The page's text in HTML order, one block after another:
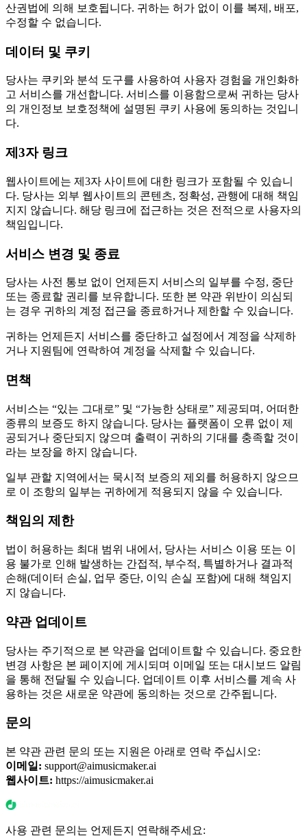
산권법에 의해 보호됩니다. 귀하는 허가 없이 이를 복제, 배포,
수정할 수 없습니다.
데이터 및 쿠키
당사는 쿠키와 분석 도구를 사용하여 사용자 경험을 개인화하
고 서비스를 개선합니다. 서비스를 이용함으로써 귀하는 당사
의 개인정보 보호정책에 설명된 쿠키 사용에 동의하는 것입니
다.
제3자 링크
웹사이트에는 제3자 사이트에 대한 링크가 포함될 수 있습니
다. 당사는 외부 웹사이트의 콘텐츠, 정확성, 관행에 대해 책임
지지 않습니다. 해당 링크에 접근하는 것은 전적으로 사용자의
책임입니다.
서비스 변경 및 종료
당사는 사전 통보 없이 언제든지 서비스의 일부를 수정, 중단
또는 종료할 권리를 보유합니다. 또한 본 약관 위반이 의심되
는 경우 귀하의 계정 접근을 종료하거나 제한할 수 있습니다.
귀하는 언제든지 서비스를 중단하고 설정에서 계정을 삭제하
거나 지원팀에 연락하여 계정을 삭제할 수 있습니다.
면책
서비스는 “있는 그대로” 및 “가능한 상태로” 제공되며, 어떠한
종류의 보증도 하지 않습니다. 당사는 플랫폼이 오류 없이 제
공되거나 중단되지 않으며 출력이 귀하의 기대를 충족할 것이
라는 보장을 하지 않습니다.
일부 관할 지역에서는 묵시적 보증의 제외를 허용하지 않으므
로 이 조항의 일부는 귀하에게 적용되지 않을 수 있습니다.
책임의 제한
법이 허용하는 최대 범위 내에서, 당사는 서비스 이용 또는 이
용 불가로 인해 발생하는 간접적, 부수적, 특별하거나 결과적
손해(데이터 손실, 업무 중단, 이익 손실 포함)에 대해 책임지
지 않습니다.
약관 업데이트
당사는 주기적으로 본 약관을 업데이트할 수 있습니다. 중요한
변경 사항은 본 페이지에 게시되며 이메일 또는 대시보드 알림
을 통해 전달될 수 있습니다. 업데이트 이후 서비스를 계속 사
용하는 것은 새로운 약관에 동의하는 것으로 간주됩니다.
문의
본 약관 관련 문의 또는 지원은 아래로 연락 주십시오:
이메일: support@aimusicmaker.ai
웹사이트: https://aimusicmaker.ai
사용 관련 문의는 언제든지 연락해주세요: